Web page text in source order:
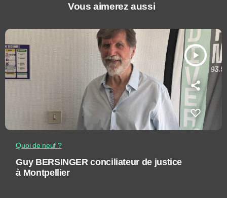
Vous aimerez aussi
play_arrow
Quoi de neuf ?
Guy BERSINGER conciliateur de justice
à Montpellier